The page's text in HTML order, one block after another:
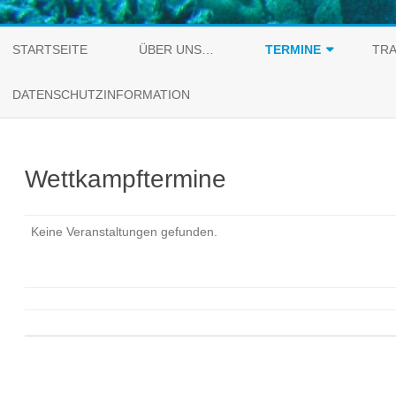
STARTSEITE ÜBER UNS… TERMINE
DATENSCHUTZINFORMATION
Wettkampftermine
Keine Veranstaltungen gefunden.